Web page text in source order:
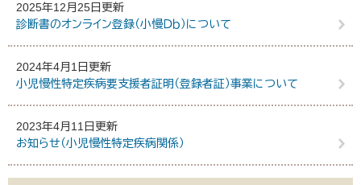
2025年12月25日更新
診断書のオンライン登録（小慢Ｄｂ）について
2024年4月1日更新
小児慢性特定疾病要支援者証明（登録者証）事業について
2023年4月11日更新
お知らせ（小児慢性特定疾病関係）